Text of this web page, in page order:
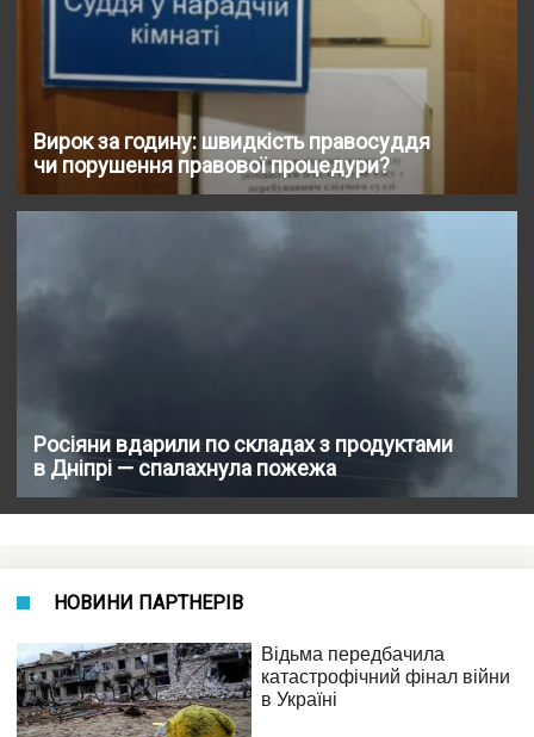
Вирок за годину: швидкість правосуддя
чи порушення правової процедури?
Росіяни вдарили по складах з продуктами
в Дніпрі — спалахнула пожежа
НОВИНИ ПАРТНЕРІВ